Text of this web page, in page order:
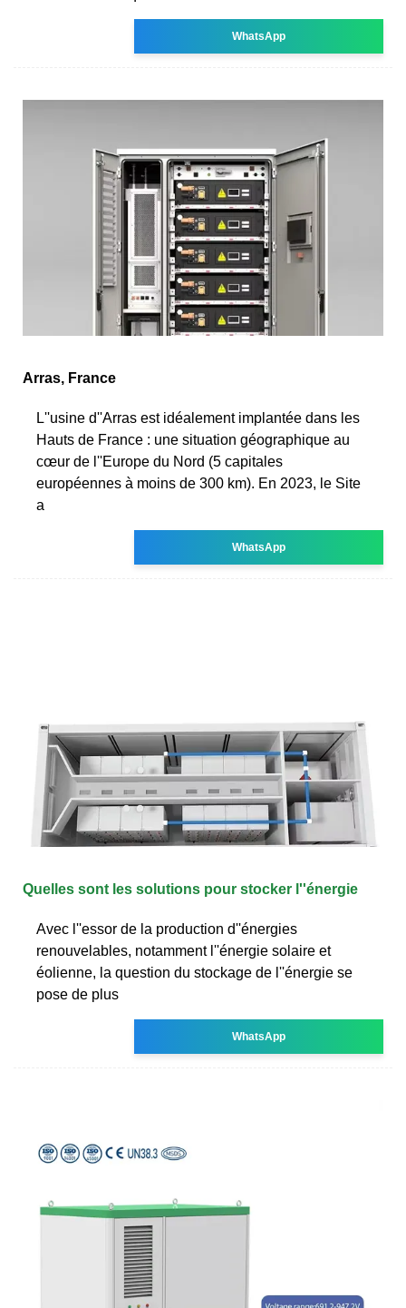
WhatsApp
Arras, France
L''usine d''Arras est idéalement implantée dans les
Hauts de France : une situation géographique au
cœur de l''Europe du Nord (5 capitales
européennes à moins de 300 km). En 2023, le Site
a
WhatsApp
Quelles sont les solutions pour stocker l''énergie
Avec l''essor de la production d''énergies
renouvelables, notamment l''énergie solaire et
éolienne, la question du stockage de l''énergie se
pose de plus
WhatsApp